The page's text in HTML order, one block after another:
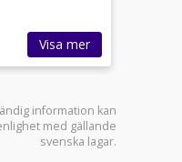
Visa mer
information kan
med gällande
svenska lagar.